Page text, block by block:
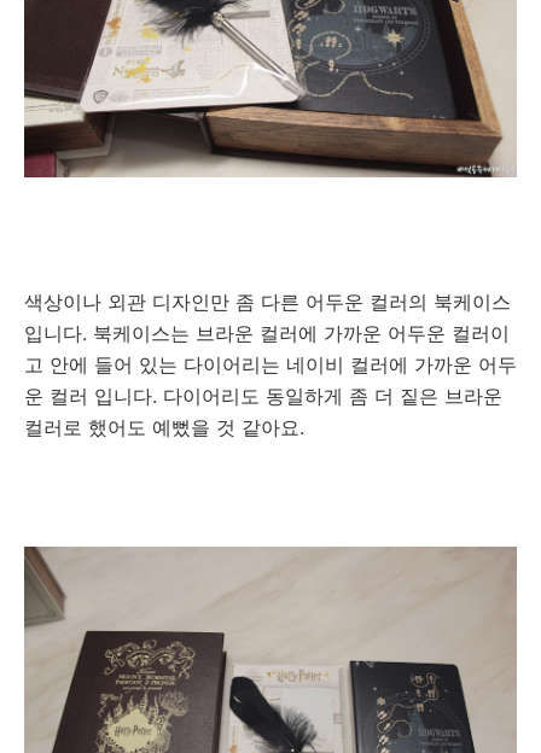
색상이나 외관 디자인만 좀 다른 어두운 컬러의 북케이스
입니다. 북케이스는 브라운 컬러에 가까운 어두운 컬러이
고 안에 들어 있는 다이어리는 네이비 컬러에 가까운 어두
운 컬러 입니다. 다이어리도 동일하게 좀 더 짙은 브라운
컬러로 했어도 예뻤을 것 같아요.